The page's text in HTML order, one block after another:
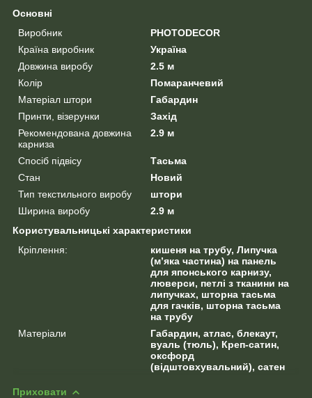
Основні
Виробник
PHOTODECOR
Країна виробник
Україна
Довжина виробу
2.5 м
Колір
Помаранчевий
Матеріал штори
Габардин
Принти, візерунки
Захід
Рекомендована довжина
карниза
2.9 м
Спосіб підвісу
Тасьма
Стан
Новий
Тип текстильного виробу
штори
Ширина виробу
2.9 м
Користувальницькі характеристики
Кріплення:
кишеня на трубу, Липучка
(м’яка частина) на панель
для японського карнизу,
люверси, петлі з тканини на
липучках, шторна тасьма
для гачків, шторна тасьма
на трубу
Матеріали
Габардин, атлас, блекаут,
вуаль (тюль), Креп-сатин,
оксфорд
(відштовхувальний), сатен
Приховати